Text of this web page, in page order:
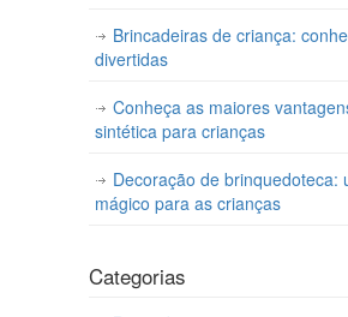
Brincadeiras de criança:
divertidas
Conheça as maiores
sintética para crianças
Decoração de brinquedoteca:
mágico para as crianças
Categorias